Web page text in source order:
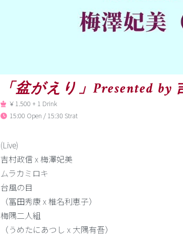
「盆がえり」Presented by
￥1.500 + 1 Drink
15:00 Open / 15:30 Strat
(Live)
吉村政信 x 梅澤妃美
ムラカミロキ
台風の目
（冨田秀康 x 椎名利恵子）
梅隅二人組
（うめたにあつし x 大隅有吾）